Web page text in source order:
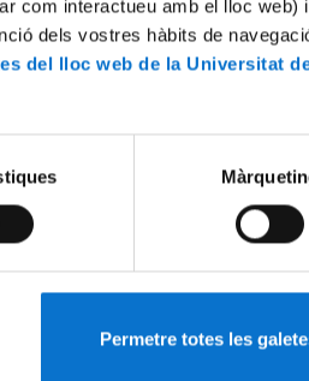
com interactueu amb el lloc web)
dels vostres hàbits de
del lloc web de la Universitat
Permetre totes les